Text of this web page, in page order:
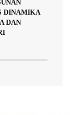
DINAMIKA
DAN